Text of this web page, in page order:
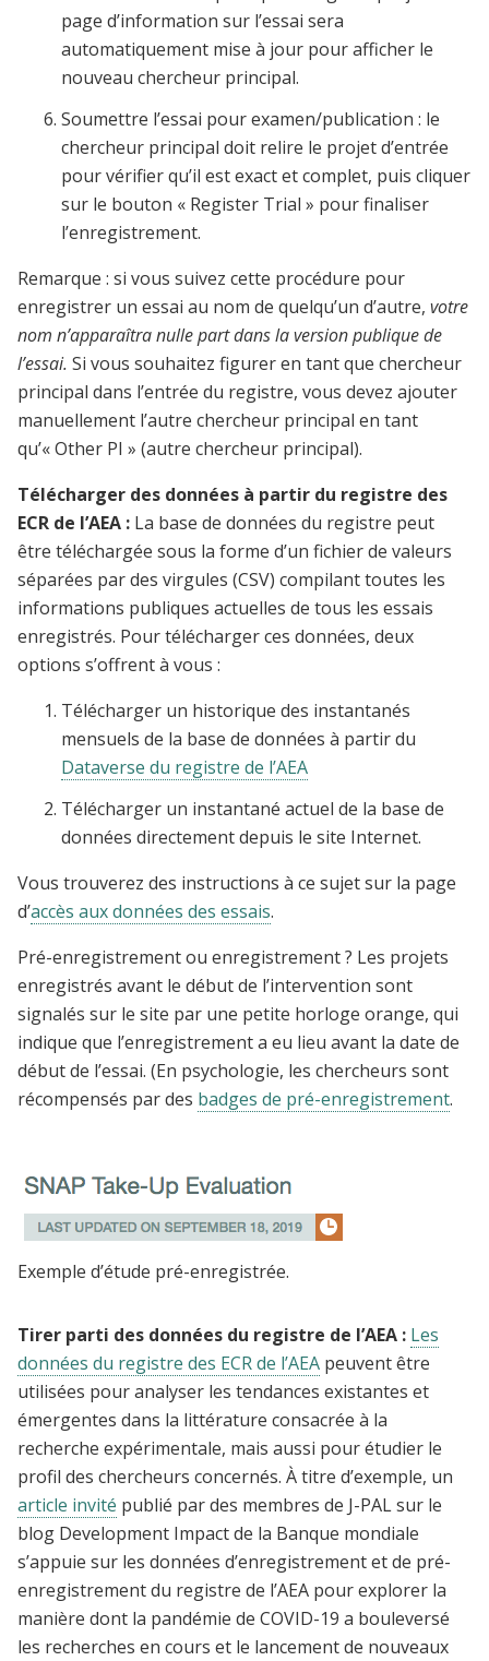
page d’information sur l’essai sera
automatiquement mise à jour pour afficher le
nouveau chercheur principal.
Soumettre l’essai pour examen/publication : le
chercheur principal doit relire le projet d’entrée
pour vérifier qu’il est exact et complet, puis cliquer
sur le bouton « Register Trial » pour finaliser
l’enregistrement.
Remarque : si vous suivez cette procédure pour
enregistrer un essai au nom de quelqu’un d’autre, votre
nom n’apparaîtra nulle part dans la version publique de
l’essai. Si vous souhaitez figurer en tant que chercheur
principal dans l’entrée du registre, vous devez ajouter
manuellement l’autre chercheur principal en tant
qu’« Other PI » (autre chercheur principal).
Télécharger des données à partir du registre des
ECR de l’AEA : La base de données du registre peut
être téléchargée sous la forme d’un fichier de valeurs
séparées par des virgules (CSV) compilant toutes les
informations publiques actuelles de tous les essais
enregistrés. Pour télécharger ces données, deux
options s’offrent à vous :
Télécharger un historique des instantanés
mensuels de la base de données à partir du
Dataverse du registre de l’AEA
Télécharger un instantané actuel de la base de
données directement depuis le site Internet.
Vous trouverez des instructions à ce sujet sur la page
d’accès aux données des essais.
Pré-enregistrement ou enregistrement ? Les projets
enregistrés avant le début de l’intervention sont
signalés sur le site par une petite horloge orange, qui
indique que l’enregistrement a eu lieu avant la date de
début de l’essai. (En psychologie, les chercheurs sont
récompensés par des badges de pré-enregistrement.
Exemple d’étude pré-enregistrée.
Tirer parti des données du registre de l’AEA : Les
données du registre des ECR de l’AEA peuvent être
utilisées pour analyser les tendances existantes et
émergentes dans la littérature consacrée à la
recherche expérimentale, mais aussi pour étudier le
profil des chercheurs concernés. À titre d’exemple, un
article invité publié par des membres de J-PAL sur le
blog Development Impact de la Banque mondiale
s’appuie sur les données d’enregistrement et de pré-
enregistrement du registre de l’AEA pour explorer la
manière dont la pandémie de COVID-19 a bouleversé
les recherches en cours et le lancement de nouveaux